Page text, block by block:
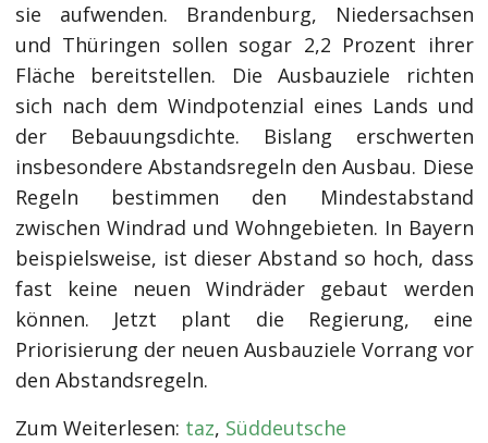
sie aufwenden. Brandenburg, Niedersachsen
und Thüringen sollen sogar 2,2 Prozent ihrer
Fläche bereitstellen. Die Ausbauziele richten
sich nach dem Windpotenzial eines Lands und
der Bebauungsdichte. Bislang erschwerten
insbesondere Abstandsregeln den Ausbau. Diese
Regeln bestimmen den Mindestabstand
zwischen Windrad und Wohngebieten. In Bayern
beispielsweise, ist dieser Abstand so hoch, dass
fast keine neuen Windräder gebaut werden
können. Jetzt plant die Regierung, eine
Priorisierung der neuen Ausbauziele Vorrang vor
den Abstandsregeln.
Zum Weiterlesen: taz, Süddeutsche